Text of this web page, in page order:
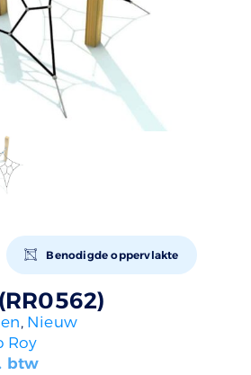
Benodigde oppervlakte
, Nieuw
Roy
btw